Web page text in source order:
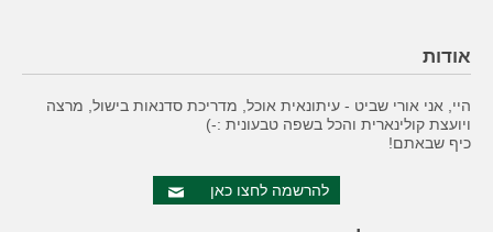
אודות
היי, אני אורי שביט - עיתונאית אוכל, מדריכת סדנאות בישול, מרצה
ויועצת קולינארית והכל בשפה טבעונית :-)
כיף שבאתם!
להרשמה לחצו כאן